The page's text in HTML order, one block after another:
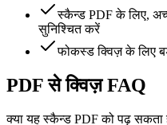
स्कैन्ड PDF के लिए,
सुनिश्चित करें
फोकस्ड क्विज़ के लिए
PDF से क्विज़ FAQ
क्या यह स्कैन्ड PDF को पढ़ सकता